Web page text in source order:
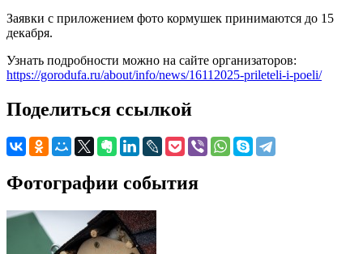
Заявки с приложением фото кормушек принимаются до 15
декабря.
Узнать подробности можно на сайте организаторов:
https://gorodufa.ru/about/info/news/16112025-prileteli-i-poeli/
Поделиться ссылкой
Фотографии события